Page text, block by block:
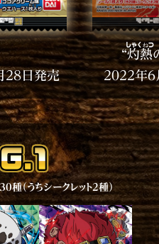
28日発売
“灼熱
2022年6
（うちシークレット2種）